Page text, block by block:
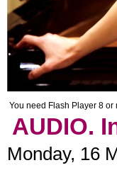
You need Flash Player 8
AUDIO.
Monday, 16